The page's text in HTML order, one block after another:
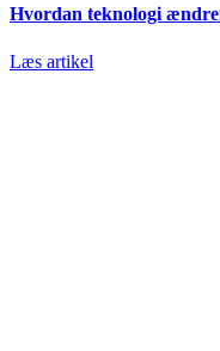
Hvordan teknologi
Læs artikel